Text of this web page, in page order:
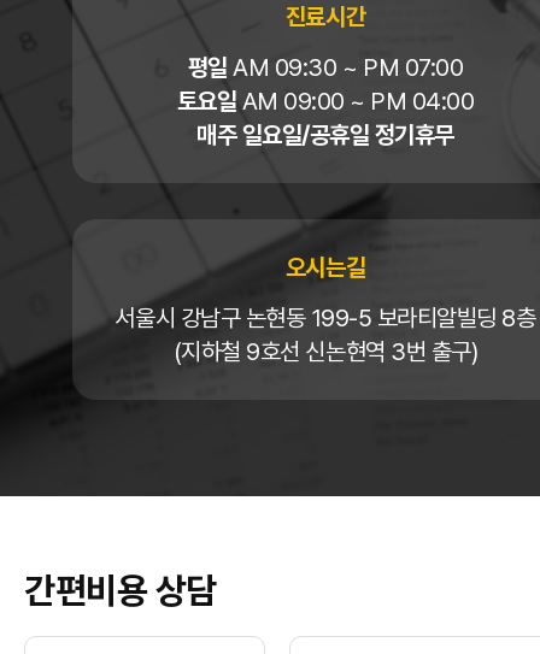
진료시간
평일 AM 09:30 ~ PM 07:00
토요일 AM 09:00 ~ PM 04:00
매주 일요일/공휴일 정기휴무
오시는길
서울시 강남구 논현동 199-5 보라티알빌딩 8층
(지하철 9호선 신논현역 3번 출구)
간편비용 상담